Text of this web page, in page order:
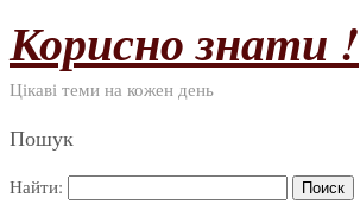
Корисно знати !
Цікаві теми на кожен день
Пошук
Найти: